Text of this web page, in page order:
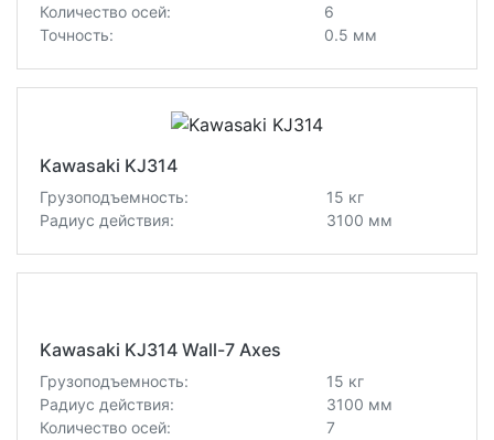
Количество осей:
6
Точность:
0.5 мм
Kawasaki KJ314
Грузоподъемность:
15 кг
Радиус действия:
3100 мм
Kawasaki KJ314 Wall-7 Axes
Грузоподъемность:
15 кг
Радиус действия:
3100 мм
Количество осей:
7